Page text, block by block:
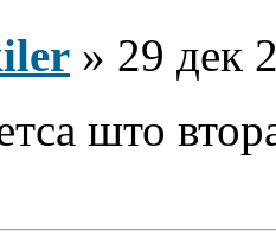
» 29 дек
што